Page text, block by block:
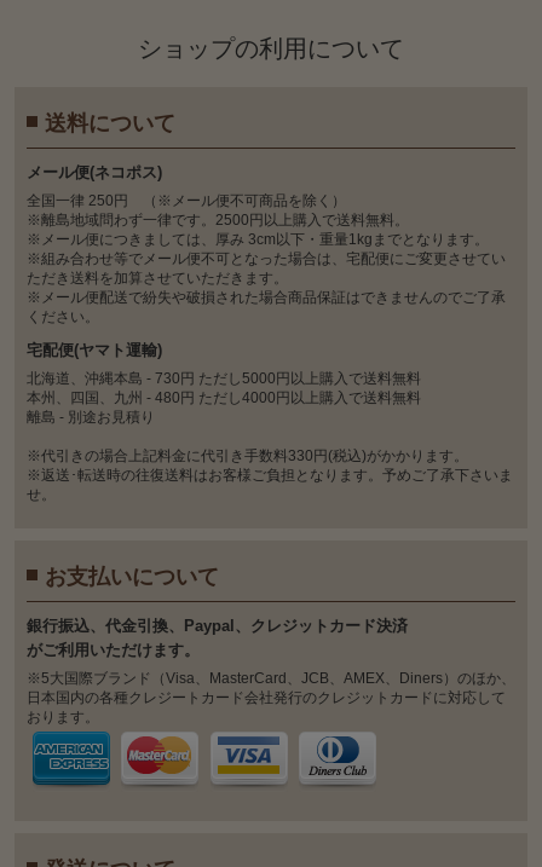
ショップの利⽤について
送料について
メール便(ネコポス)
全国一律 250円 （※メール便不可商品を除く）
※離島地域問わず一律です。2500円以上購入で送料無料。
※メール便につきましては、厚み 3cm以下・重量1kgまでとなります。
※組み合わせ等でメール便不可となった場合は、宅配便にご変更させてい
ただき送料を加算させていただきます。
※メール便配送で紛失や破損された場合商品保証はできませんのでご了承
ください。
宅配便(ヤマト運輸)
北海道、沖縄本島 - 730円 ただし5000円以上購入で送料無料
本州、四国、九州 - 480円 ただし4000円以上購入で送料無料
離島 - 別途お見積り
※代引きの場合上記料金に代引き手数料330円(税込)がかかります。
※返送･転送時の往復送料はお客様ご負担となります。予めご了承下さいま
せ。
お支払いについて
銀⾏振込、代⾦引換、Paypal、クレジットカード決済
がご利⽤いただけます。
※5大国際ブランド（Visa、MasterCard、JCB、AMEX、Diners）のほか、
日本国内の各種クレジートカード会社発行のクレジットカードに対応して
おります。